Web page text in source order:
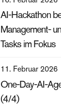
AI-Hackathon
Management-
Tasks im Fokus
11. Februar 2026
One-Day-AI-
(4/4)